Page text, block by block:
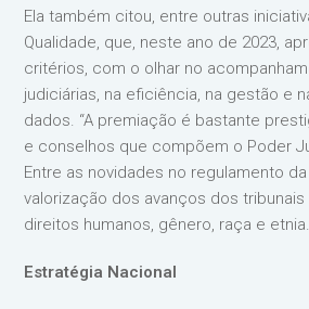
Ela também citou, entre outras
Qualidade, que, neste ano de 2023,
critérios, com o olhar no
judiciárias, na eficiência, na gestão e
dados. “A premiação é bastante
e conselhos que compõem o Poder
Entre as novidades no regulamento
valorização dos avanços dos
direitos humanos, gênero, raça e etnia.
Estratégia Nacional